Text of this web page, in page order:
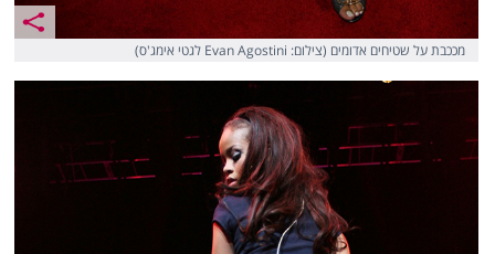
מככבת על שטיחים אדומים (צילום: Evan Agostini לגטי אימג'ס)